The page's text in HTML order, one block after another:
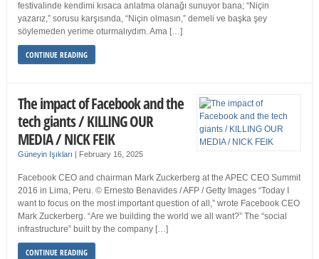
festivalinde kendimi kısaca anlatma olanağı sunuyor bana; “Niçin
yazarız,” sorusu karşısında, “Niçin olmasın,” demeli ve başka şey
söylemeden yerime oturmalıydım. Ama […]
CONTINUE READING
The impact of Facebook and the
tech giants / KILLING OUR
MEDIA / NICK FEIK
Güneyin Işıkları | February 16, 2025
Facebook CEO and chairman Mark Zuckerberg at the APEC CEO Summit
2016 in Lima, Peru. © Ernesto Benavides / AFP / Getty Images “Today I
want to focus on the most important question of all,” wrote Facebook CEO
Mark Zuckerberg. “Are we building the world we all want?” The “social
infrastructure” built by the company […]
CONTINUE READING